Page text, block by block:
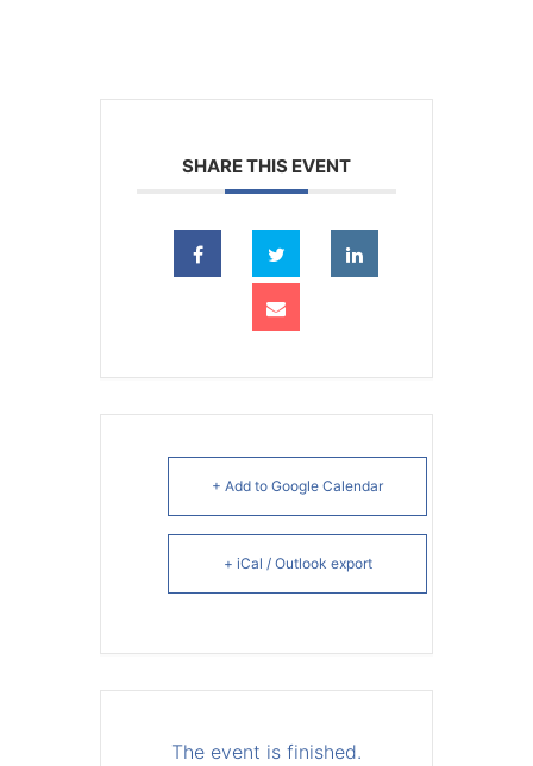
SHARE THIS EVENT
+ Add to Google Calendar
+ iCal / Outlook export
The event is finished.